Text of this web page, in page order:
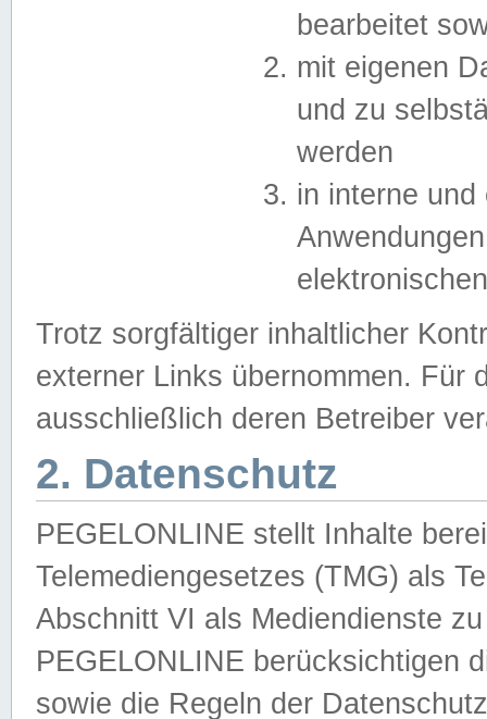
bearbeitet
mit eigenen
und zu
werden
in interne
Trotz sorgfältiger inhaltlicher
externer Links übernommen. Für
ausschließlich deren Betreiber
2. Datenschutz
PEGELONLINE stellt Inhalte
Telemediengesetzes (TMG) als
Abschnitt VI als Mediendienste
PEGELONLINE berücksichtigen
sowie die Regeln der